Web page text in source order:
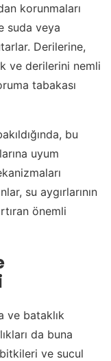
korunmaları
suda veya
Derilerine,
ve derilerini nemli
tabakası
bu
uyum
su aygırlarının
önemli
ve bataklık
da buna
ve sucul